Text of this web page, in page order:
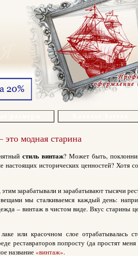
модная старина
стиль винтаж? Может быть,
настоящих исторических ценностей? Хотя
зарабатывали и зарабатывают тысячи
мы сталкиваемся каждый день:
– винтаж в чистом виде. Вкус старины
или красочном слое отрабатывалась
реставраторов попросту (да простят
название «винтаж».